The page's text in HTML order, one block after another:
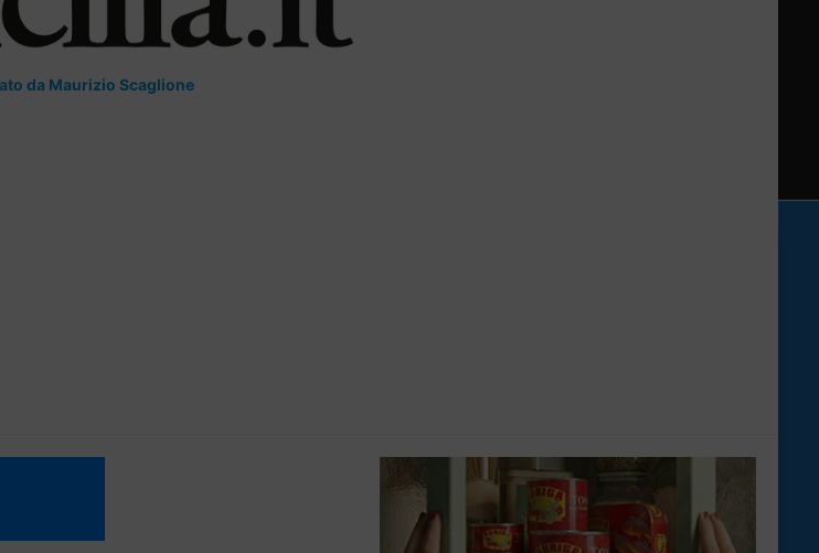
da Maurizio Scaglione